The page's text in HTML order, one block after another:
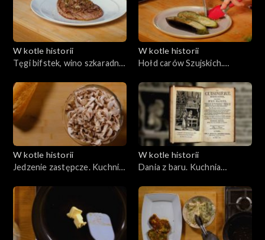
W kotle historii
Tęgi bifstek, wino szkaradne.
restauracje
W kotle historii
Hołd carów Szujskich.
międzynarodowa
W kotle historii
Jedzenie zastępcze. Kuchnia
W kotle historii
Dania z baru. Kuchnia